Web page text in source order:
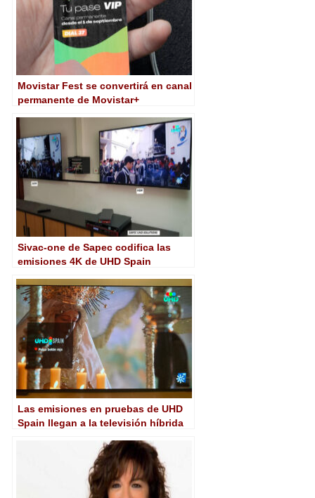
Movistar Fest se convertirá en canal
permanente de Movistar+
Sivac-one de Sapec codifica las
emisiones 4K de UHD Spain
Las emisiones en pruebas de UHD
Spain llegan a la televisión híbrida